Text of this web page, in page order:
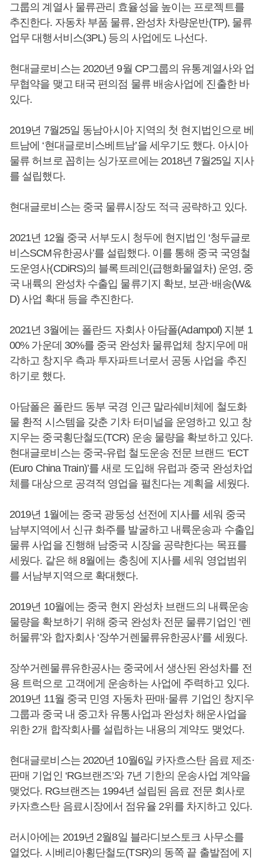
그룹의 계열사 물류관리 효율성을 높이는 프로젝트를
추진한다. 자동차 부품 물류, 완성차 차량운반(TP), 물류
업무 대행서비스(3PL) 등의 사업에도 나선다.
현대글로비스는 2020년 9월 CP그룹의 유통계열사와 업
무협약을 맺고 태국 편의점 물류 배송사업에 진출한 바
있다.
2019년 7월25일 동남아시아 지역의 첫 현지법인으로 베
트남에 ‘현대글로비스베트남’을 세우기도 했다. 아시아
물류 허브로 꼽히는 싱가포르에는 2018년 7월25일 지사
를 설립했다.
현대글로비스는 중국 물류시장도 적극 공략하고 있다.
2021년 12월 중국 서부도시 청두에 현지법인 ‘청두글로
비스SCM유한공사’를 설립했다. 이를 통해 중국 국영철
도운영사(CDiRS)의 블록트레인(급행화물열차) 운영, 중
국 내륙의 완성차 수출입 물류기지 확보, 보관·배송(W&
D) 사업 확대 등을 추진한다.
2021년 3월에는 폴란드 자회사 아담폴(Adampol) 지분 1
00% 가운데 30%를 중국 완성차 물류업체 창지우에 매
각하고 창지우 측과 투자파트너로서 공동 사업을 추진
하기로 했다.
아담폴은 폴란드 동부 국경 인근 말라쉐비체에 철도화
물 환적 시스템을 갖춘 기차 터미널을 운영하고 있고 창
지우는 중국횡단철도(TCR) 운송 물량을 확보하고 있다.
현대글로비스는 중국-유럽 철도운송 전문 브랜드 ‘ECT
(Euro China Train)’를 새로 도입해 유럽과 중국 완성차업
체를 대상으로 공격적 영업을 펼친다는 계획을 세웠다.
2019년 1월에는 중국 광둥성 선전에 지사를 세워 중국
남부지역에서 신규 화주를 발굴하고 내륙운송과 수출입
물류 사업을 진행해 남중국 시장을 공략한다는 목표를
세웠다. 같은 해 8월에는 충칭에 지사를 세워 영업범위
를 서남부지역으로 확대했다.
2019년 10월에는 중국 현지 완성차 브랜드의 내륙운송
물량을 확보하기 위해 중국 완성차 전문 물류기업인 ‘렌
허물류’와 합자회사 ‘장쑤거렌물류유한공사’를 세웠다.
장쑤거렌물류유한공사는 중국에서 생산된 완성차를 전
용 트럭으로 고객에게 운송하는 사업에 주력하고 있다.
2019년 11월 중국 민영 자동차 판매·물류 기업인 창지우
그룹과 중국 내 중고차 유통사업과 완성차 해운사업을
위한 2개 합작회사를 설립하는 내용의 계약도 맺었다.
현대글로비스는 2020년 10월6일 카자흐스탄 음료 제조·
판매 기업인 ‘RG브랜즈’와 7년 기한의 운송사업 계약을
맺었다. RG브랜즈는 1994년 설립된 음료 전문 회사로
카자흐스탄 음료시장에서 점유율 2위를 차지하고 있다.
러시아에는 2019년 2월8일 블라디보스토크 사무소를
열었다. 시베리아횡단철도(TSR)의 동쪽 끝 출발점에 지